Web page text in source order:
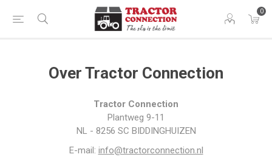
0
Over Tractor Connection
Tractor Connection
Plantweg 9-11
NL - 8256 SC BIDDINGHUIZEN
E-mail: info@tractorconnection.nl